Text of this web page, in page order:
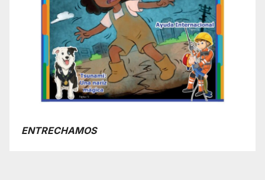
ENTRECHAMOS